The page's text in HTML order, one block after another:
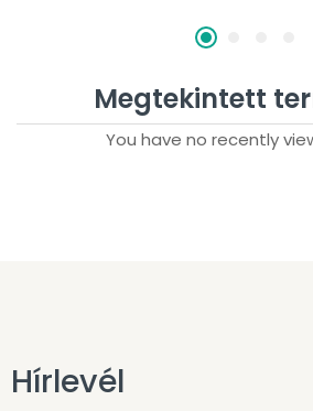
Megtekintett
You have no recently
Hírlevél